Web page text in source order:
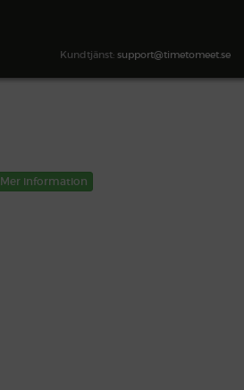
Kundtjänst: support@timetomeet.se
Mer information